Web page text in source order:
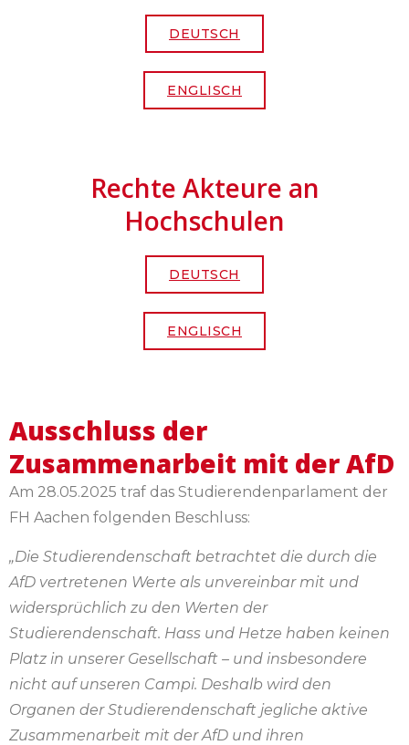
DEUTSCH
ENGLISCH
Rechte Akteure an
Hochschulen
DEUTSCH
ENGLISCH
Ausschluss der
Zusammenarbeit mit der AfD
Am 28.05.2025 traf das Studierendenparlament der
FH Aachen folgenden Beschluss:
„Die Studierendenschaft betrachtet die durch die
AfD vertretenen Werte als unvereinbar mit und
widersprüchlich zu den Werten der
Studierendenschaft. Hass und Hetze haben keinen
Platz in unserer Gesellschaft – und insbesondere
nicht auf unseren Campi. Deshalb wird den
Organen der Studierendenschaft jegliche aktive
Zusammenarbeit mit der AfD und ihren